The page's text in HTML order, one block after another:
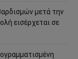
μετά την
εισέρχεται σε